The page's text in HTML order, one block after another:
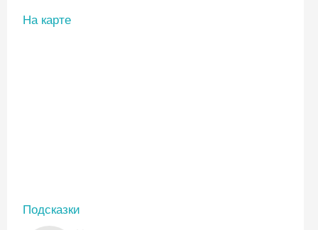
На карте
Подсказки